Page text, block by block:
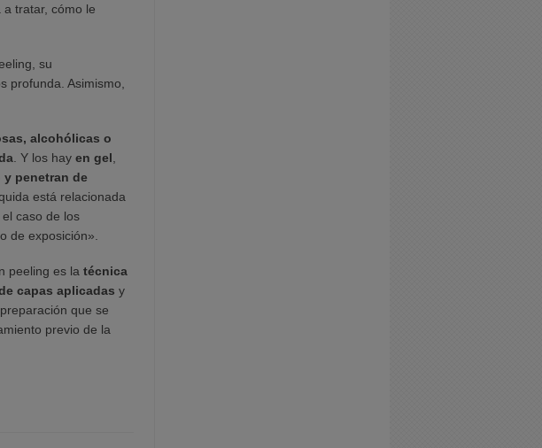
tratar, cómo le
su
profunda. Asimismo,
alcohólicas o
. Y los hay en gel
penetran de
está relacionada
caso de los
de exposición».
peeling es la técnica
capas aplicadas y
que se
previo de la